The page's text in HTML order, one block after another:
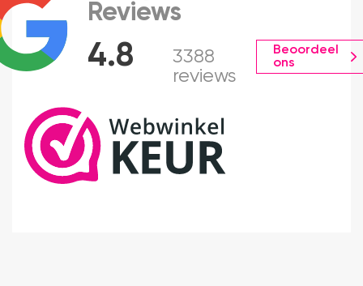
4.8
Reviews
3388
reviews
Beoordeel
ons